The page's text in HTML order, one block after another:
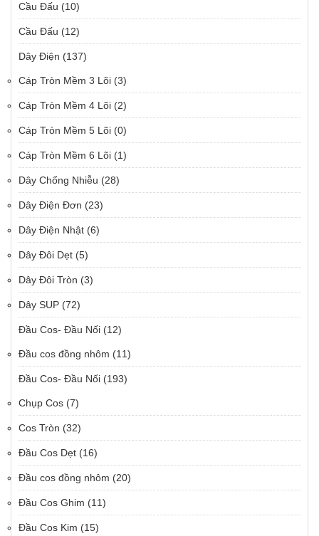
Cầu Đấu (10)
Cầu Đấu (12)
Dây Điện (137)
Cáp Tròn Mềm 3 Lõi (3)
Cáp Tròn Mềm 4 Lõi (2)
Cáp Tròn Mềm 5 Lõi (0)
Cáp Tròn Mềm 6 Lõi (1)
Dây Chống Nhiễu (28)
Dây Điện Đơn (23)
Dây Điện Nhật (6)
Dây Đôi Dẹt (5)
Dây Đôi Tròn (3)
Dây SUP (72)
Đầu Cos- Đầu Nối (12)
Đầu cos đồng nhôm (11)
Đầu Cos- Đầu Nối (193)
Chụp Cos (7)
Cos Tròn (32)
Đầu Cos Dẹt (16)
Đầu cos đồng nhôm (20)
Đầu Cos Ghim (11)
Đầu Cos Kim (15)